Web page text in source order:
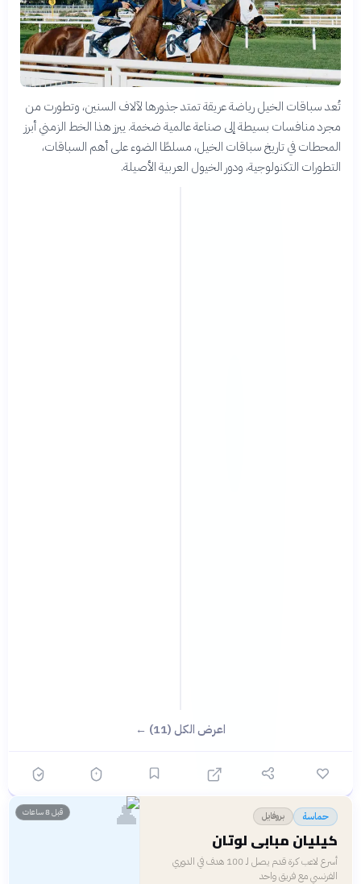
تُعد سباقات الخيل رياضة عريقة تمتد جذورها لآلاف السنين، وتطورت من
مجرد منافسات بسيطة إلى صناعة عالمية ضخمة. يبرز هذا الخط الزمني أبرز
المحطات في تاريخ سباقات الخيل، مسلطًا الضوء على أهم السباقات،
التطورات التكنولوجية، ودور الخيول العربية الأصيلة.
اعرض الكل (11) ←
حماسة بروفايل
كيليان مبابي لوتان
أسرع لاعب كرة قدم يصل لـ 100 هدف في الدوري
الفرنسي مع فريق واحد
قبل 8 ساعات 👤